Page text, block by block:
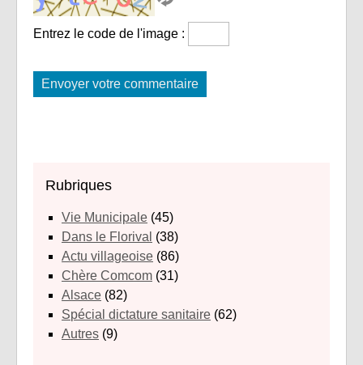
Entrez le code de l'image :
Rubriques
Vie Municipale (45)
Dans le Florival (38)
Actu villageoise (86)
Chère Comcom (31)
Alsace (82)
Spécial dictature sanitaire (62)
Autres (9)